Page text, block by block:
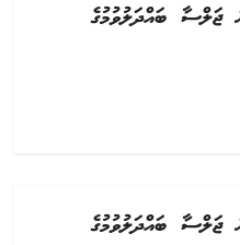
ވަނަ އަހަރުގެ 47 ވަނަ ޖަލްސާ ބައްދަލުވުމުގެ
ވަނަ އަހަރުގެ 46 ވަނަ ޖަލްސާ ބައްދަލުވުމުގެ